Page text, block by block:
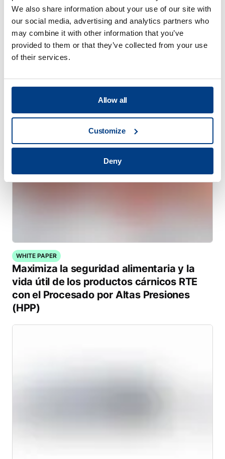
We also share information about your use of our site with
our social media, advertising and analytics partners who
may combine it with other information that you’ve
provided to them or that they’ve collected from your use
of their services.
Allow all
Customize
Deny
Serie HPP Lab
WHITE PAPER
Maximiza la seguridad alimentaria y la
vida útil de los productos cárnicos RTE
con el Procesado por Altas Presiones
(HPP)